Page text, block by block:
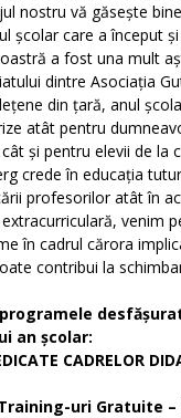
nostru vă găsește
școlar care a început
a fost una mult
dintre Asociația
din țară, anul
atât pentru
și pentru elevii de la
crede în educația
profesorilor atât în
venim
în cadrul cărora
contribui la
an școlar:
CADRELOR
uri Gratuite –